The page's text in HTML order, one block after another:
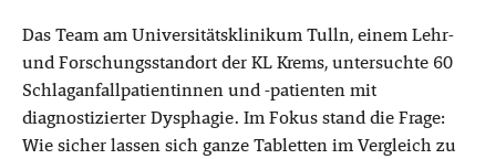
Das Team am Universitätsklinikum Tulln, einem Lehr-
und Forschungsstandort der KL Krems, untersuchte 60
Schlaganfallpatientinnen und -patienten mit
diagnostizierter Dysphagie. Im Fokus stand die Frage:
Wie sicher lassen sich ganze Tabletten im Vergleich zu